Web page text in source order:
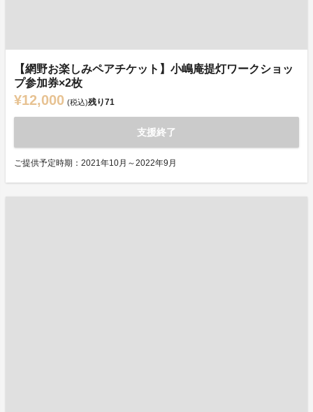
【網野お楽しみペアチケット】小嶋庵提灯ワークショッ
プ参加券×2枚
¥12,000 (税込)残り71
支援終了
ご提供予定時期：2021年10月～2022年9月